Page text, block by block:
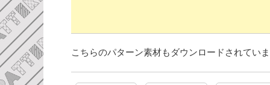
こちらのパターン素材もダウンロードされてい